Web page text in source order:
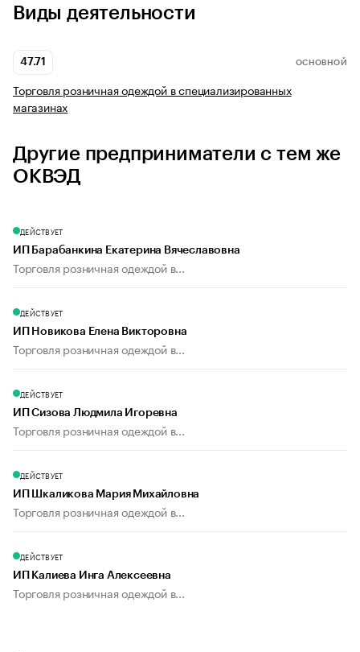
Виды деятельности
47.71 ОСНОВНОЙ
Торговля розничная одеждой в специализированных
магазинах
Другие предприниматели с тем же
ОКВЭД
ДЕЙСТВУЕТ
ИП Барабанкина Екатерина Вячеславовна
Торговля розничная одеждой в...
ДЕЙСТВУЕТ
ИП Новикова Елена Викторовна
Торговля розничная одеждой в...
ДЕЙСТВУЕТ
ИП Сизова Людмила Игоревна
Торговля розничная одеждой в...
ДЕЙСТВУЕТ
ИП Шкаликова Мария Михайловна
Торговля розничная одеждой в...
ДЕЙСТВУЕТ
ИП Калиева Инга Алексеевна
Торговля розничная одеждой в...